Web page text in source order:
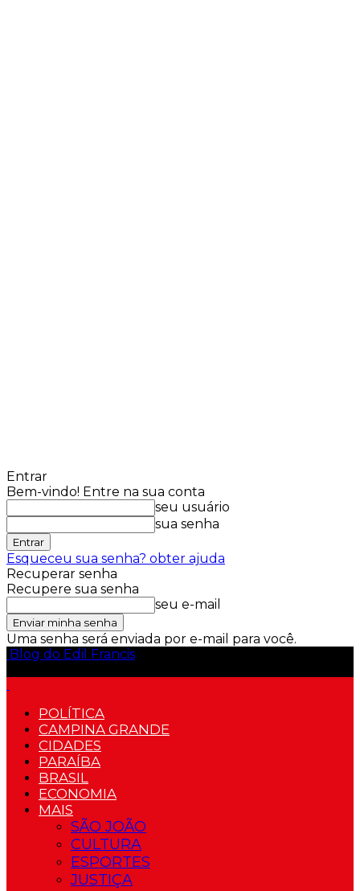
Entrar
Bem-vindo! Entre na sua conta
seu usuário
sua senha
Esqueceu sua senha? obter ajuda
Recuperar senha
Recupere sua senha
seu e-mail
Uma senha será enviada por e-mail para você.
Blog do Edil Francis
POLÍTICA
CAMPINA GRANDE
CIDADES
PARAÍBA
BRASIL
ECONOMIA
MAIS
SÃO JOÃO
CULTURA
ESPORTES
JUSTIÇA